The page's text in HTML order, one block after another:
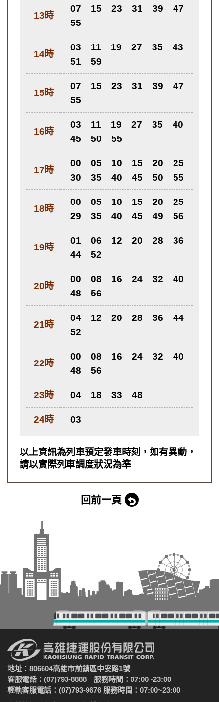
13時
07 15 23 31 39
47
55
14時
03 11 19 27 35
43
51
59
15時
07 15 23 31 39
47
55
16時
03 11 19 27 35
40
45
50 55
17時
00 05 10 15 20
25
30
35 40 45 50 55
18時
00 05 10 15 20
25
29
35 40 45 49 56
19時
01 06 12 20 28
36
44
52
20時
00 08 16 24 32
40
48
56
21時
04 12 20 28 36
44
52
22時
00 08 16 24 32
40
48
56
23時 04 18 33 48
24時 03
以上資訊為列車預定發車時刻，如有異動，
請以實際列車調度狀況為準
回前一頁
地址：806604高雄市前鎮區中安路1號
客服電話：(07)793-8888 服務時間：07:00~23:00
輕軌客服電話：(07)793-9676 服務時間：07:00~23:00